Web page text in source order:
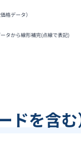
格データ）
タから線形補完(点線で表記)
ドを含